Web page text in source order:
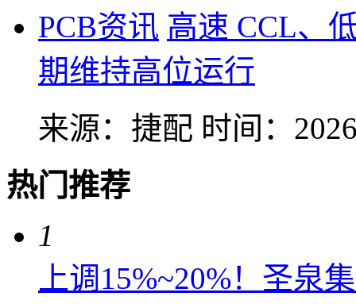
PCB资讯 高速 CCL、
期维持高位运行
来源：捷配 时间：
热门推荐
1
上调15%~20%！圣泉